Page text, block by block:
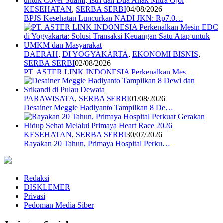
KESEHATAN, SERBA SERBI04/08/2026
BPJS Kesehatan Luncurkan NADI JKN: Rp7.0…
DAERAH, DI YOGYAKARTA, EKONOMI BISNIS,
SERBA SERBI02/08/2026
PT. ASTER LINK INDONESIA Perkenalkan Mes…
PARAWISATA, SERBA SERBI01/08/2026
Desainer Meggie Hadiyanto Tampilkan 8 De…
KESEHATAN, SERBA SERBI30/07/2026
Rayakan 20 Tahun, Primaya Hospital Perku…
Redaksi
DISKLEMER
Privasi
Pedoman Media Siber